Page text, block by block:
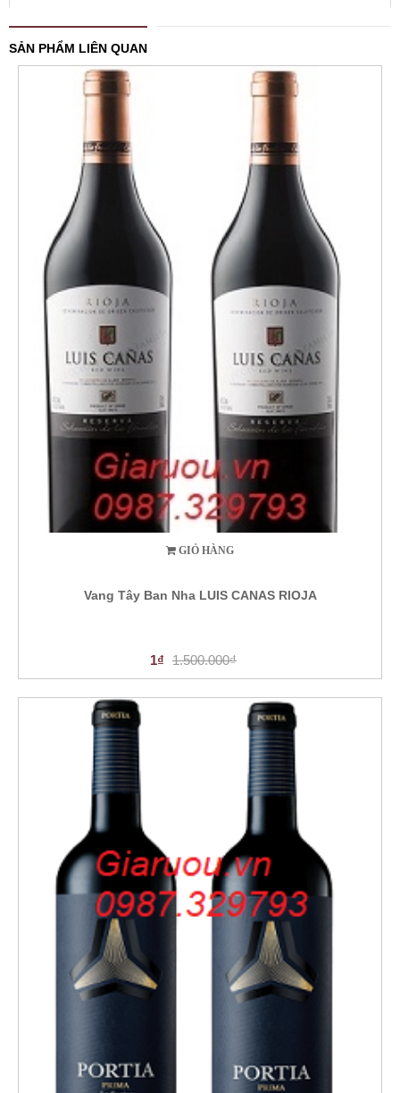
SẢN PHẨM LIÊN QUAN
GIỎ HÀNG
Vang Tây Ban Nha LUIS CANAS RIOJA
1₫ 1.500.000₫